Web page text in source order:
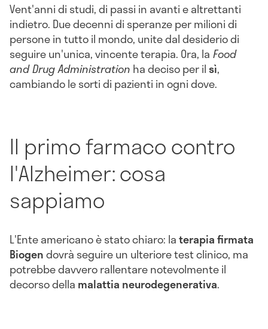
Vent'anni di studi, di passi in avanti e altrettanti
indietro. Due decenni di speranze per milioni di
persone in tutto il mondo, unite dal desiderio di
seguire un'unica, vincente terapia. Ora, la Food
and Drug Administration ha deciso per ilsì,
cambiando le sorti di pazienti in ogni dove.
Il primo farmaco contro
l'Alzheimer: cosa
sappiamo
L'Ente americano è stato chiaro: laterapia firmata
Biogendovrà seguire un ulteriore test clinico, ma
potrebbe davvero rallentare notevolmente il
decorso della malattia neurodegenerativa.